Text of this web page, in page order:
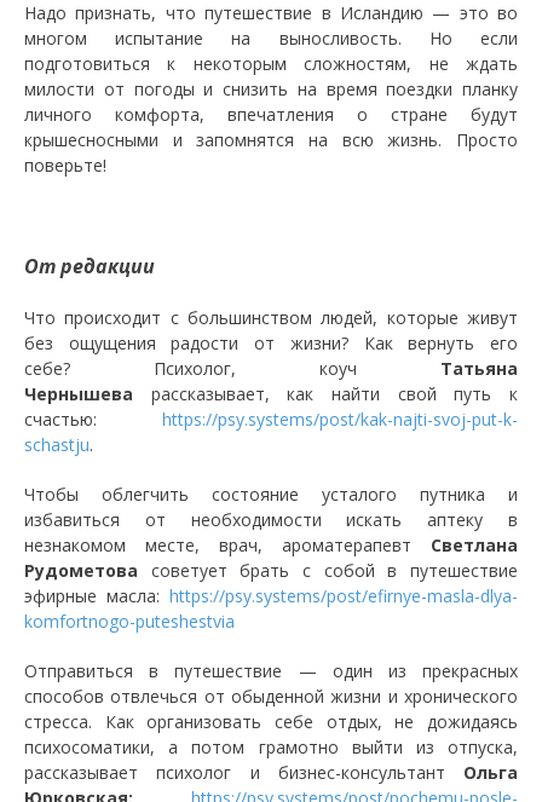
Надо признать, что путешествие в Исландию — это во
многом испытание на выносливость. Но если
подготовиться к некоторым сложностям, не ждать
милости от погоды и снизить на время поездки планку
личного комфорта, впечатления о стране будут
крышесносными и запомнятся на всю жизнь. Просто
поверьте!
От редакции
Что происходит с большинством людей, которые живут
без ощущения радости от жизни? Как вернуть его
себе? Психолог, коуч Татьяна
Чернышева рассказывает, как найти свой путь к
счастью: https://psy.systems/post/kak-najti-svoj-put-k-
schastju.
Чтобы облегчить состояние усталого путника и
избавиться от необходимости искать аптеку в
незнакомом месте, врач, ароматерапевт Светлана
Рудометова советует брать с собой в путешествие
эфирные масла: https://psy.systems/post/efirnye-masla-dlya-
komfortnogo-puteshestvia
Отправиться в путешествие — один из прекрасных
способов отвлечься от обыденной жизни и хронического
стресса. Как организовать себе отдых, не дожидаясь
психосоматики, а потом грамотно выйти из отпуска,
рассказывает психолог и бизнес-консультант Ольга